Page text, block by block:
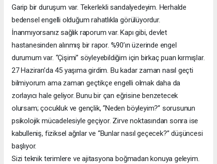
Garip bir duruşum var. Tekerlekli sandalyedeyim. Herhalde
bedensel engelli olduğum rahatlıkla görülüyordur.
İnanmıyorsanız sağlık raporum var. Kapı gibi, devlet
hastanesinden alınmış bir rapor. %90’ın üzerinde engel
durumum var. “Çişimi” söyleyebildiğim için birkaç puan kırmışlar.
27 Haziran’da 45 yaşıma girdim. Bu kadar zaman nasıl geçti
bilmiyorum ama zaman geçtikçe engelli olmak daha da
zorlayıcı hale geliyor. Bunu bir çan eğrisine benzetecek
olursam; çocukluk ve gençlik, “Neden böyleyim?” sorusunun
psikolojik mücadelesiyle geçiyor. Zirve noktasından sonra ise
kabulleniş, fiziksel ağrılar ve “Bunlar nasıl geçecek?” düşüncesi
başlıyor.
Sizi teknik terimlere ve ajitasyona boğmadan konuya geleyim.